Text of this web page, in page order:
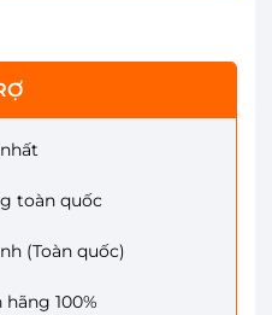
toàn quốc
(Toàn quốc)
100%